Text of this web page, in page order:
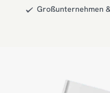
Großunternehmen